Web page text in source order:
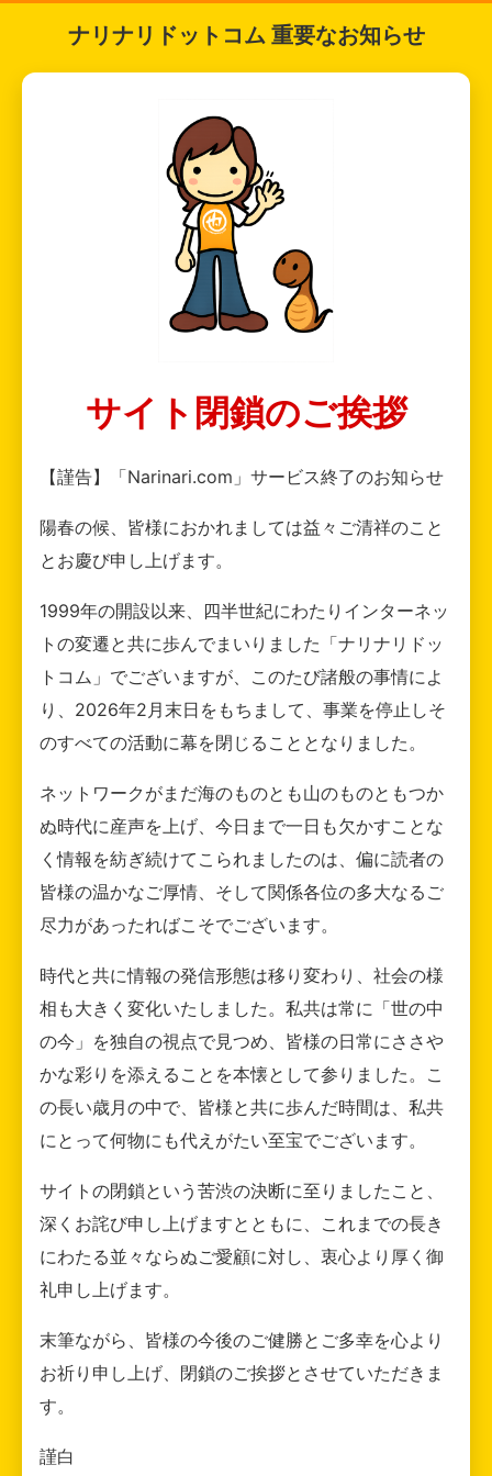
ナリナリドットコム 重要なお知らせ
サイト閉鎖のご挨拶
【謹告】「Narinari.com」サービス終了のお知らせ
陽春の候、皆様におかれましては益々ご清祥のこと
とお慶び申し上げます。
1999年の開設以来、四半世紀にわたりインターネッ
トの変遷と共に歩んでまいりました「ナリナリドッ
トコム」でございますが、このたび諸般の事情によ
り、2026年2月末日をもちまして、事業を停止しそ
のすべての活動に幕を閉じることとなりました。
ネットワークがまだ海のものとも山のものともつか
ぬ時代に産声を上げ、今日まで一日も欠かすことな
く情報を紡ぎ続けてこられましたのは、偏に読者の
皆様の温かなご厚情、そして関係各位の多大なるご
尽力があったればこそでございます。
時代と共に情報の発信形態は移り変わり、社会の様
相も大きく変化いたしました。私共は常に「世の中
の今」を独自の視点で見つめ、皆様の日常にささや
かな彩りを添えることを本懐として参りました。こ
の長い歳月の中で、皆様と共に歩んだ時間は、私共
にとって何物にも代えがたい至宝でございます。
サイトの閉鎖という苦渋の決断に至りましたこと、
深くお詫び申し上げますとともに、これまでの長き
にわたる並々ならぬご愛顧に対し、衷心より厚く御
礼申し上げます。
末筆ながら、皆様の今後のご健勝とご多幸を心より
お祈り申し上げ、閉鎖のご挨拶とさせていただきま
す。
謹白